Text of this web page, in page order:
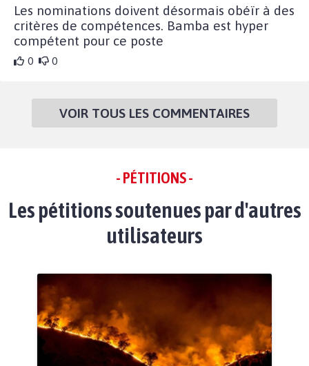
Les nominations doivent désormais obéïr à des
critères de compétences. Bamba est hyper
compétent pour ce poste
0 0
VOIR TOUS LES COMMENTAIRES
- PÉTITIONS -
Les pétitions soutenues par d'autres
utilisateurs